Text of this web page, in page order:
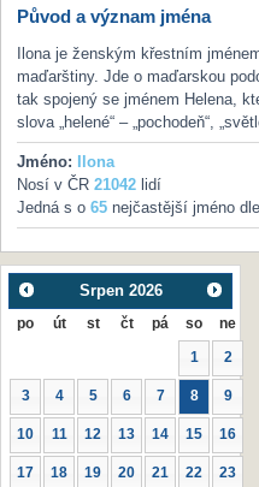
Původ a význam jména
Ilona je ženským křestním
maďarštiny. Jde o maďarskou
tak spojený se jménem Helena,
slova „helené“ – „pochodeň“,
Jméno:
Ilona
Nosí v ČR 21042lidí
Jedná s o 65nejčastější jméno dle
Srpen 2026
po út st čt pá so ne
1 2
3 4 5 6 7 8 9
10 11 12 13 14 15 16
17 18 19 20 21 22 23